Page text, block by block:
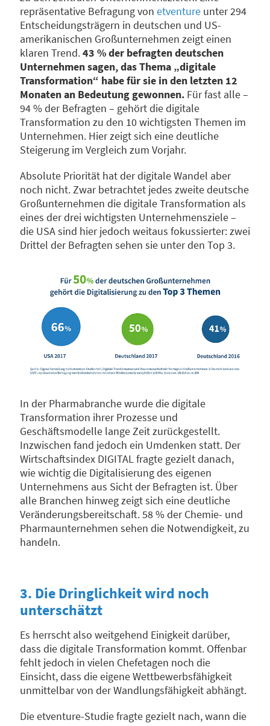
repräsentative Befragung von etventure unter 294
Entscheidungsträgern in deutschen und US-
amerikanischen Großunternehmen zeigt einen
klaren Trend.43 % der befragten deutschen
Unternehmen sagen, das Thema „digitale
Transformation“ habe für sie in den letzten 12
Monaten an Bedeutung gewonnen. Für fast alle –
94 % der Befragten – gehört die digitale
Transformation zu den 10 wichtigsten Themen im
Unternehmen. Hier zeigt sich eine deutliche
Steigerung im Vergleich zum Vorjahr.
Absolute Priorität hat der digitale Wandel aber
noch nicht. Zwar betrachtet jedes zweite deutsche
Großunternehmen die digitale Transformation als
eines der drei wichtigsten Unternehmensziele –
die USA sind hier jedoch weitaus fokussierter: zwei
Drittel der Befragten sehen sie unter den Top 3.
In der Pharmabranche wurde die digitale
Transformation ihrer Prozesse und
Geschäftsmodelle lange Zeit zurückgestellt.
Inzwischen fand jedoch ein Umdenken statt. Der
Wirtschaftsindex DIGITAL fragte gezielt danach,
wie wichtig die Digitalisierung des eigenen
Unternehmens aus Sicht der Befragten ist. Über
alle Branchen hinweg zeigt sich eine deutliche
Veränderungsbereitschaft. 58 % der Chemie- und
Pharmaunternehmen sehen die Notwendigkeit, zu
handeln.
3. Die Dringlichkeit wird noch
unterschätzt
Es herrscht also weitgehend Einigkeit darüber,
dass die digitale Transformation kommt. Offenbar
fehlt jedoch in vielen Chefetagen noch die
Einsicht, dass die eigene Wettbewerbsfähigkeit
unmittelbar von der Wandlungsfähigkeit abhängt.
Die etventure-Studie fragte gezielt nach, wann die